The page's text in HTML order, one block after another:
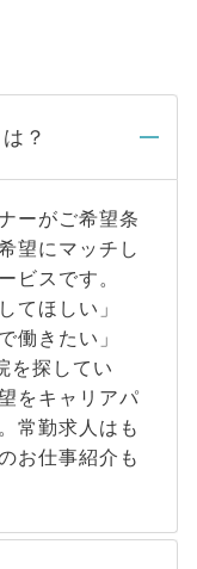
？
ーがご希望条
望にマッチし
ビスです。
てほしい」
働きたい」
を探してい
をキャリアパ
常勤求人はも
お仕事紹介も